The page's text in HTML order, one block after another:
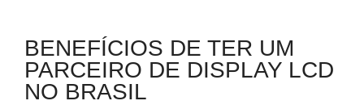
BENEFÍCIOS DE TER UM
PARCEIRO DE DISPLAY LCD
NO BRASIL